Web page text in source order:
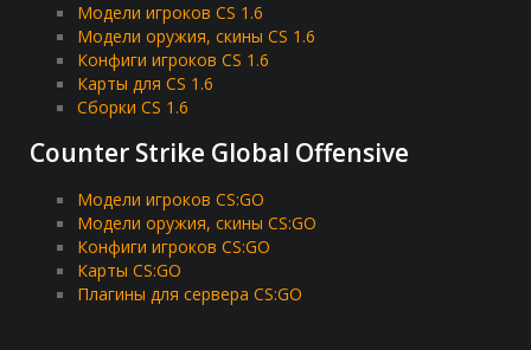
Модели игроков CS 1.6
Модели оружия, скины CS 1.6
Конфиги игроков CS 1.6
Карты для CS 1.6
Сборки CS 1.6
Counter Strike Global Offensive
Модели игроков CS:GO
Модели оружия, скины CS:GO
Конфиги игроков CS:GO
Карты CS:GO
Плагины для сервера CS:GO